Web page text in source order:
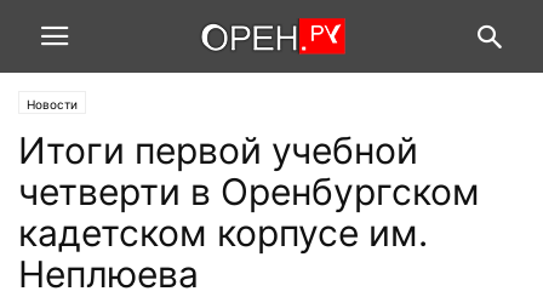
Новости
Итоги первой учебной
четверти в Оренбургском
кадетском корпусе им.
Неплюева